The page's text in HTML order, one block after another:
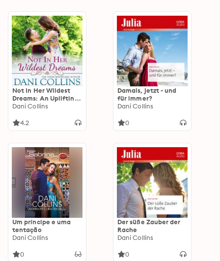
Not In Her Wildest
Dreams: An Uplifting
Second-Chance
Dani Collins
4.2
Damals, jetzt - und
für immer?
Dani Collins
0
Um príncipe e uma
tentação
Dani Collins
0
Der süße Zauber der
Rache
Dani Collins
0